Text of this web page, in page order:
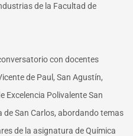
de la Facultad de
con docentes
de Paul, San Agustín,
Excelencia Polivalente San
San Carlos, abordando temas
de la asignatura de Química